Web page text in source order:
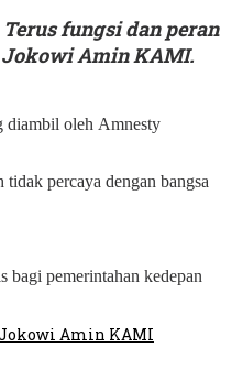
fungsi dan peran
Jokowi Amin KAMI.
diambil oleh Amnesty
percaya dengan bangsa
pemerintahan kedepan
Amin KAMI